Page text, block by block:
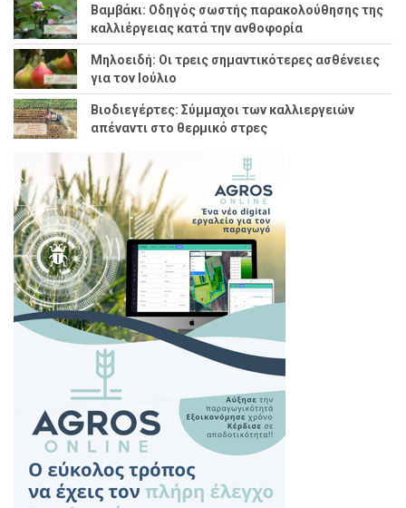
Βαμβάκι: Οδηγός σωστής παρακολούθησης της
καλλιέργειας κατά την ανθοφορία
Μηλοειδή: Οι τρεις σημαντικότερες ασθένειες
για τον Ιούλιο
Βιοδιεγέρτες: Σύμμαχοι των καλλιεργειών
απέναντι στο θερμικό στρες